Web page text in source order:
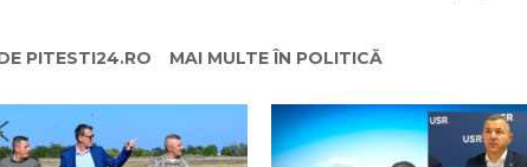
PITESTI24.RO MAI MULTE ÎN POLITICĂ